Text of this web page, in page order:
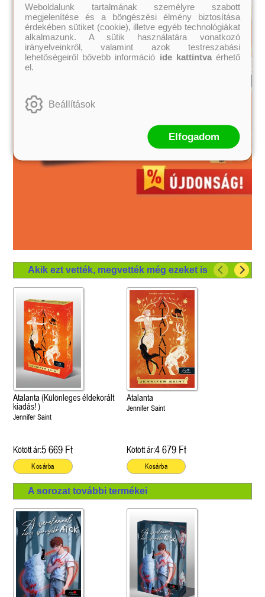
Akik ezt vették, megvették még ezeket is
Atalanta (Különleges éldekorált
kiadás! )
Jennifer Saint
Kötött ár:5 669 Ft
Kosárba
Atalanta
Jennifer Saint
Kötött ár:4 679 Ft
Kosárba
A sorozat további termékei
Weboldalunk tartalmának személyre szabott
megjelenítése és a böngészési élmény biztosítása
érdekében sütiket (cookie), illetve egyéb technológiákat
alkalmazunk. A sütik használatára vonatkozó
irányelveinkről, valamint azok testreszabási
lehetőségeiről bővebb információ ide kattintvaérhető
el.
Beállítások
Elfogadom